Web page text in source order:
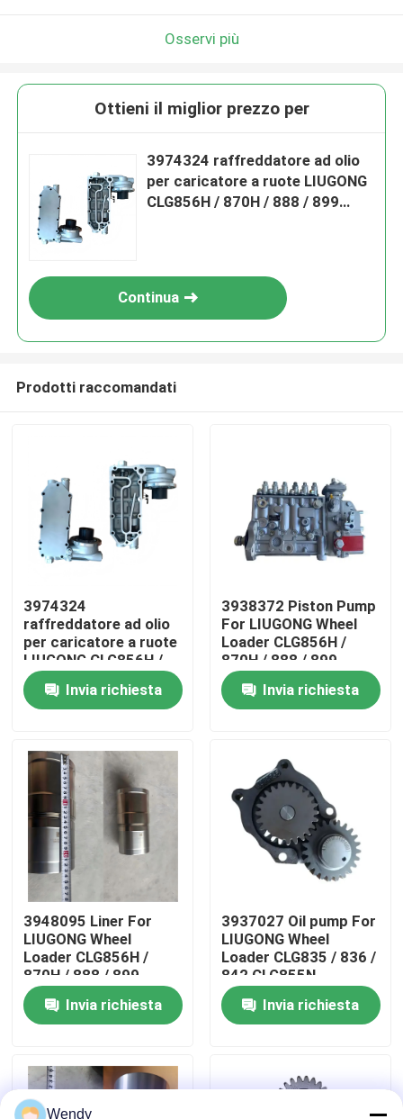
Casa
Prodotti
Video
Circa noi
Giro della fabbrica
Controllo di qualità
Contattici
Notizie
Blog
Osservi più
Ottieni il miglior prezzo per
3974324 raffreddatore ad olio
per caricatore a ruote LIUGONG
CLG856H / 870H / 888 / 899
Continua
Prodotti raccomandati
3974324
raffreddatore ad olio
per caricatore a ruote
LIUGONG CLG856H /
870H / 888 / 899
Motore 6CT8.3 /
6CTA8.3 ISL9 / QSL9
Invia richiesta
3938372 Piston Pump
For LIUGONG Wheel
Loader CLG856H /
870H / 888 / 899
Excavator 925D /
930D / 936D Engine
6D114 QSC8.3
Invia richiesta
3948095 Liner For
LIUGONG Wheel
Loader CLG856H /
870H / 888 / 899
Excavator 939E/945E
Engine 6CT8.3 /
6CTA8.3 / 6CTAA8.3
Invia richiesta
3937027 Oil pump For
LIUGONG Wheel
Loader CLG835 / 836 /
842 CLG855N
Excavator 908C /
910E / 915D Engine
QSB3.9 / ISB4.5
Invia richiesta
Wendy